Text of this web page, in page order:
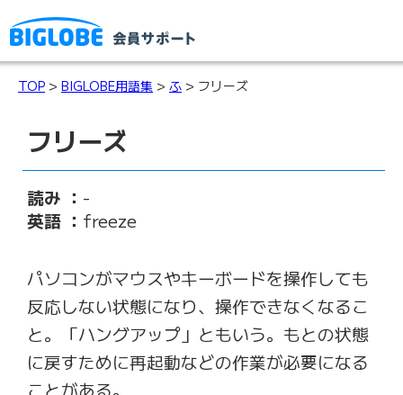
TOP > BIGLOBE用語集 > ふ > フリーズ
フリーズ
読み ： -
英語 ： freeze
パソコンがマウスやキーボードを操作しても
反応しない状態になり、操作できなくなるこ
と。「ハングアップ」ともいう。もとの状態
に戻すために再起動などの作業が必要になる
ことがある。